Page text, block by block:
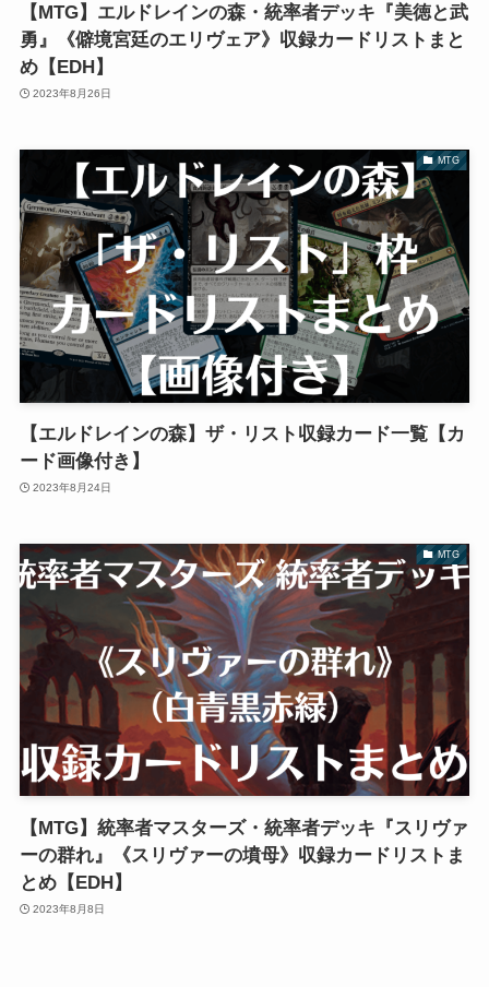
【MTG】エルドレインの森・統率者デッキ『美徳と武
勇』《僻境宮廷のエリヴェア》収録カードリストまと
め【EDH】
2023年8月26日
MTG
【エルドレインの森】ザ・リスト収録カード一覧【カ
ード画像付き】
2023年8月24日
MTG
【MTG】統率者マスターズ・統率者デッキ『スリヴァ
ーの群れ』《スリヴァーの墳母》収録カードリストま
とめ【EDH】
2023年8月8日